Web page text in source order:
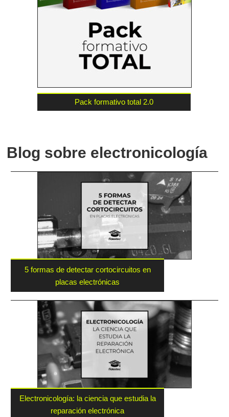
Pack formativo total 2.0
Blog sobre electronicología
5 formas de detectar cortocircuitos en
placas electrónicas
Electronicología: la ciencia que estudia la
reparación electrónica